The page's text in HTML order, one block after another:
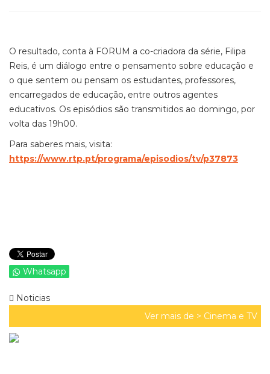
O resultado, conta à FORUM a co-criadora da série, Filipa
Reis, é um diálogo entre o pensamento sobre educação e
o que sentem ou pensam os estudantes, professores,
encarregados de educação, entre outros agentes
educativos. Os episódios são transmitidos ao domingo, por
volta das 19h00.
Para saberes mais, visita:
https://www.rtp.pt/programa/episodios/tv/p37873
Whatsapp
Noticias
Ver mais de > Cinema e TV